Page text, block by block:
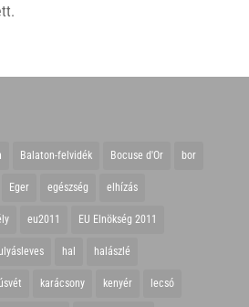
Balaton-felvidék Bocuse d'Or bor
Eger egészség elhízás
eu2011 EU Elnökség 2011
hal halászlé
karácsony kenyér lecsó